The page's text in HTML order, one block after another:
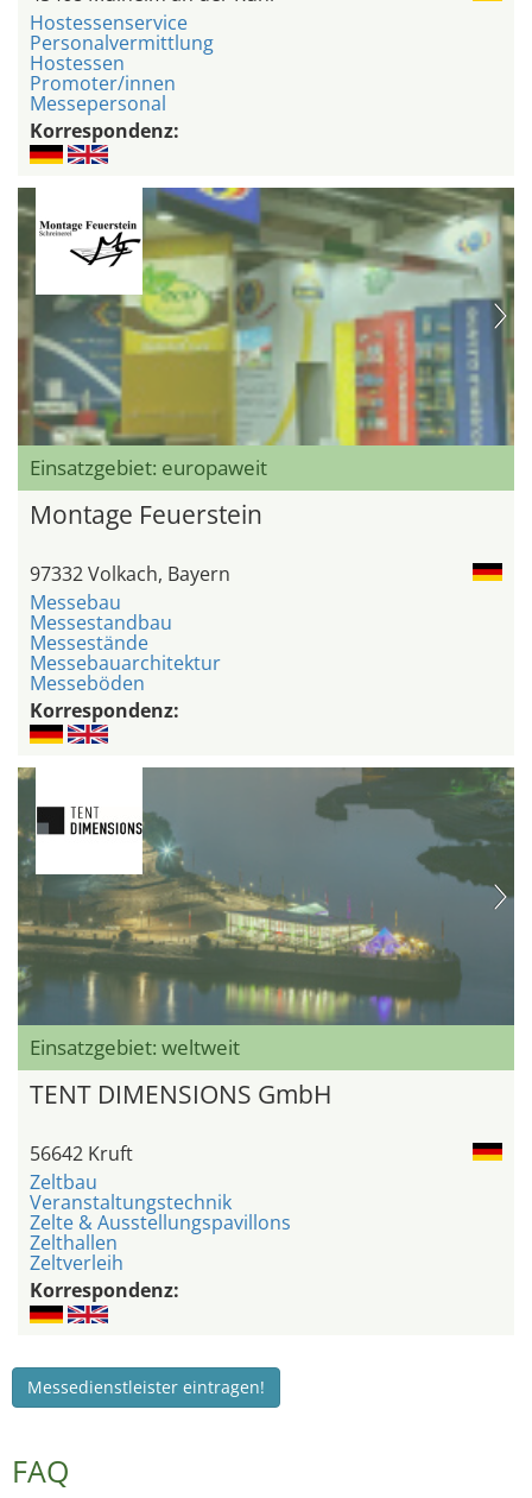
Hostessenservice
Personalvermittlung
Hostessen
Promoter/innen
Messepersonal
Korrespondenz:
Einsatzgebiet: europaweit
Montage Feuerstein
97332 Volkach, Bayern
Messebau
Messestandbau
Messestände
Messebauarchitektur
Messeböden
Korrespondenz:
Einsatzgebiet: weltweit
TENT DIMENSIONS GmbH
56642 Kruft
Zeltbau
Veranstaltungstechnik
Zelte & Ausstellungspavillons
Zelthallen
Zeltverleih
Korrespondenz:
Messedienstleister eintragen!
FAQ